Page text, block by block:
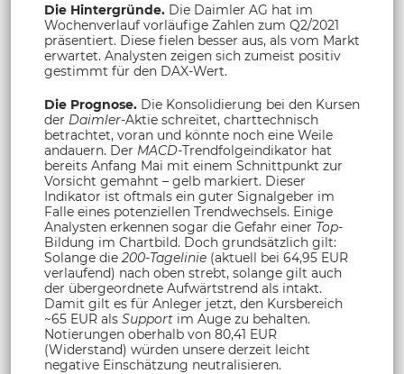
Die Hintergründe. Die Daimler AG hat im
Wochenverlauf vorläufige Zahlen zum Q2/2021
präsentiert. Diese fielen besser aus, als vom Markt
erwartet. Analysten zeigen sich zumeist positiv
gestimmt für den DAX-Wert.
Die Prognose. Die Konsolidierung bei den Kursen
der Daimler-Aktie schreitet, charttechnisch
betrachtet, voran und könnte noch eine Weile
andauern. Der MACD-Trendfolgeindikator hat
bereits Anfang Mai mit einem Schnittpunkt zur
Vorsicht gemahnt – gelb markiert. Dieser
Indikator ist oftmals ein guter Signalgeber im
Falle eines potenziellen Trendwechsels. Einige
Analysten erkennen sogar die Gefahr einer Top-
Bildung im Chartbild. Doch grundsätzlich gilt:
Solange die 200-Tagelinie (aktuell bei 64,95 EUR
verlaufend) nach oben strebt, solange gilt auch
der übergeordnete Aufwärtstrend als intakt.
Damit gilt es für Anleger jetzt, den Kursbereich
~65 EUR als Support im Auge zu behalten.
Notierungen oberhalb von 80,41 EUR
(Widerstand) würden unsere derzeit leicht
negative Einschätzung neutralisieren.